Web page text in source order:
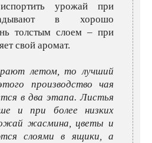
урожай при
в хорошо
толстым слоем – при
свой аромат.
летом, то лучший
производство чая
в два этапа. Листья
и при более низких
жасмина, цветы и
слоями в ящики, а